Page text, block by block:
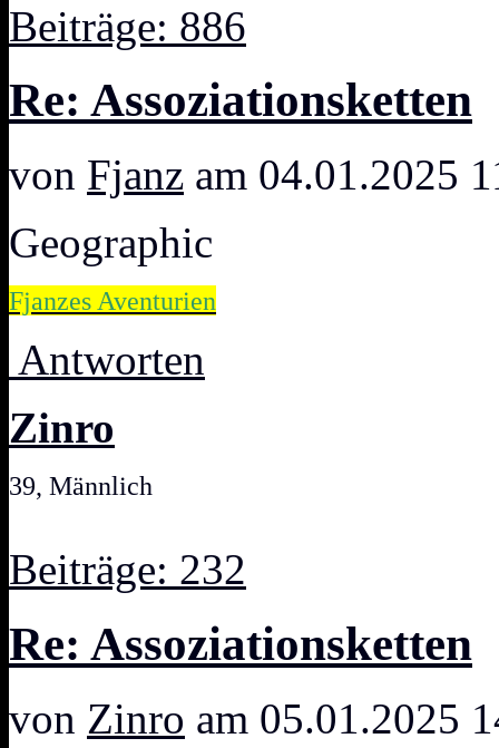
Beiträge: 886
Re: Assoziationsketten
von Fjanz am 04.01.2025
Geographic
Fjanzes Aventurien
Antworten
Zinro
39, Männlich
Beiträge: 232
Re: Assoziationsketten
von Zinro am 05.01.2025